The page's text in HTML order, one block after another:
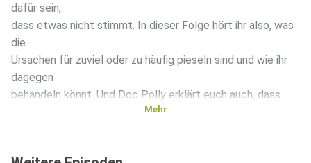
dafür sein,
dass etwas nicht stimmt. In dieser Folge hört ihr also, was
die
Ursachen für zuviel oder zu häufig pieseln sind und wie ihr
dagegen
behandeln könnt. Und Doc Polly erklärt euch auch, dass
Mehr